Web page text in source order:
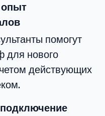
опыт
помогут
для нового
действующих